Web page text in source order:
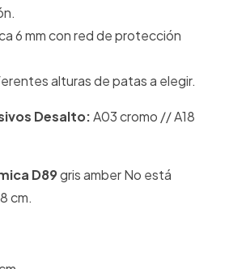
6 mm con red de protección
alturas de patas a elegir.
Desalto:A03 cromo // A18
D89gris amber No está
cm.